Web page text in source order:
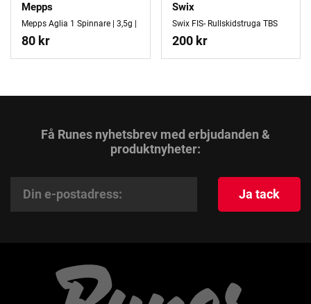
Mepps
Mepps Aglia 1 Spinnare | 3,5g |
80 kr
Swix
Swix FIS- Rullskidstruga TBS
200 kr
Få Runes nyhetsbrev med erbjudanden &
produktnyheter:
Ja tack